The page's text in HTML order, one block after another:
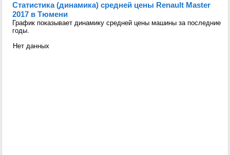
Статистика (динамика) средней цены Renault Master
2017 в Тюмени
График показывает динамику средней цены машины за последние
годы.
Нет данных